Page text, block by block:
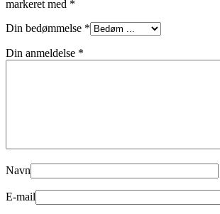
markeret med *
Din bedømmelse *
Din anmeldelse *
Navn
E-mail